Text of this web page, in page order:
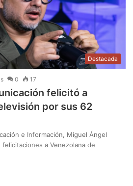
Destacada
0 17
felicitó a
por sus 62
e Información, Miguel Ángel
a Venezolana de